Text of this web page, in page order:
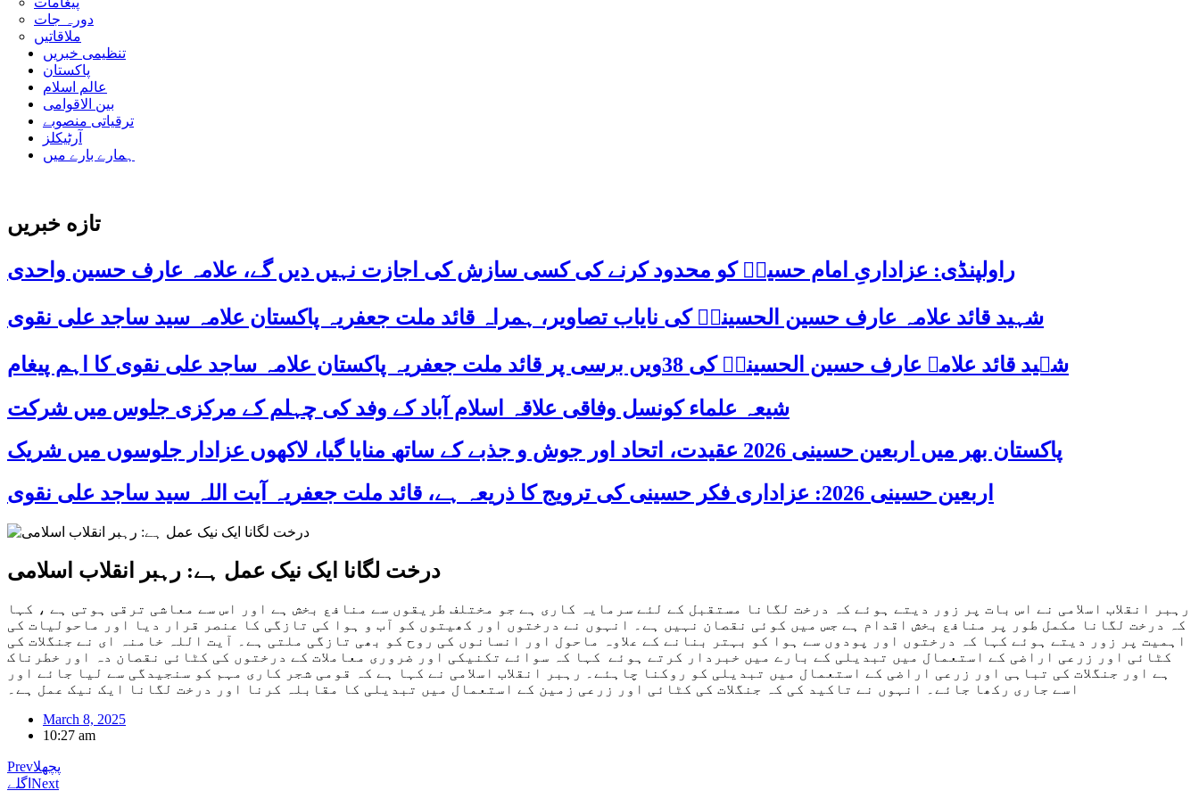
دورہ جات
ملاقاتیں
تنظیمی خبریں
پاکستان
عالم اسلام
بین الاقوامی
ترقیاتی منصوبے
آرٹیکلز
ہمارے بارے میں
تازه خبریں
راولپنڈی: عزاداریِ امام حسینؑ کو محدود کرنے کی کسی سازش کی اجازت نہیں دیں گے، علامہ عارف حسین واحدی
شہید قائد علامہ عارف حسین الحسینیؒ کی نایاب تصاویر، ہمراہ قائد ملت جعفریہ پاکستان علامہ سید ساجد علی نقوی
شہید قائد علامہ عارف حسین الحسینیؒ کی 38ویں برسی پر قائد ملت جعفریہ پاکستان علامہ ساجد علی نقوی کا اہم پیغام
شیعہ علماء کونسل وفاقی علاقہ اسلام آباد کے وفد کی چہلم کے مرکزی جلوس میں شرکت
پاکستان بھر میں اربعین حسینی 2026 عقیدت، اتحاد اور جوش و جذبے کے ساتھ منایا گیا، لاکھوں عزادار جلوسوں میں شریک
اربعین حسینی 2026: عزاداری فکر حسینی کی ترویج کا ذریعہ ہے، قائد ملت جعفریہ آیت اللہ سید ساجد علی نقوی
درخت لگانا ایک نیک عمل ہے: رہبر انقلاب اسلامی
رہبر انقلاب اسلامی نے اس بات پر زور دیتے ہوئے کہ درخت لگانا مستقبل کے لئے سرمایہ کاری ہے جو مختلف طریقوں سے منافع بخش ہے اور اس سے معاشی ترقی ہوتی ہے ، کہا
کہ درخت لگانا مکمل طور پر منافع بخش اقدام ہے جس میں کوئی نقصان نہیں ہے۔ انہوں نے درختوں اور کھیتوں کو آب و ہوا کی تازگی کا عنصر قرار دیا اور ماحولیات کی
اہمیت پر زور دیتے ہوئے کہا کہ درختوں اور پودوں سے ہوا کو بہتر بنانے کے علاوہ ماحول اور انسانوں کی روح کو بھی تازگی ملتی ہے۔ آیت اللہ خامنہ ای نے جنگلات کی
کٹائی اور زرعی اراضی کے استعمال میں تبدیلی کے بارے میں خبردار کرتے ہوئے کہا کہ سوائے تکنیکی اور ضروری معاملات کے درختوں کی کٹائی نقصان دہ اور خطرناک
ہے اور جنگلات کی تباہی اور زرعی اراضی کے استعمال میں تبدیلی کو روکنا چاہئے۔ رہبر انقلاب اسلامی نے کہا ہے کہ قومی شجر کاری مہم کو سنجیدگی سے لیا جائے اور
اسے جاری رکھا جائے۔ انہوں نے تاکید کی کہ جنگلات کی کٹائی اور زرعی زمین کے استعمال میں تبدیلی کا مقابلہ کرنا اور درخت لگانا ایک نیک عمل ہے۔
March 8, 2025
10:27 am
Prevپچھلا
اگلے Next